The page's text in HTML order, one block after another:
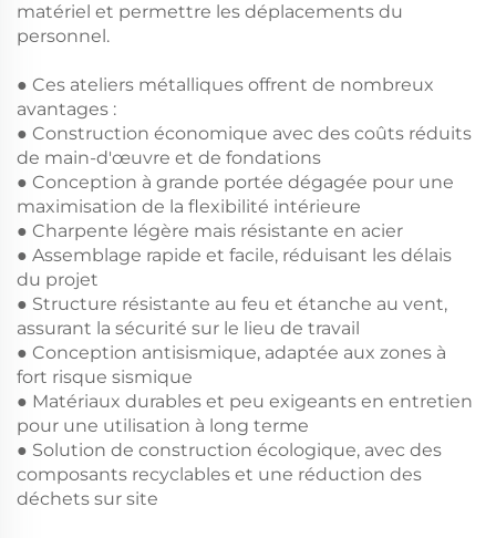
matériel et permettre les déplacements du
personnel.
● Ces ateliers métalliques offrent de nombreux
avantages :
● Construction économique avec des coûts réduits
de main-d'œuvre et de fondations
● Conception à grande portée dégagée pour une
maximisation de la flexibilité intérieure
● Charpente légère mais résistante en acier
● Assemblage rapide et facile, réduisant les délais
du projet
● Structure résistante au feu et étanche au vent,
assurant la sécurité sur le lieu de travail
● Conception antisismique, adaptée aux zones à
fort risque sismique
● Matériaux durables et peu exigeants en entretien
pour une utilisation à long terme
● Solution de construction écologique, avec des
composants recyclables et une réduction des
déchets sur site